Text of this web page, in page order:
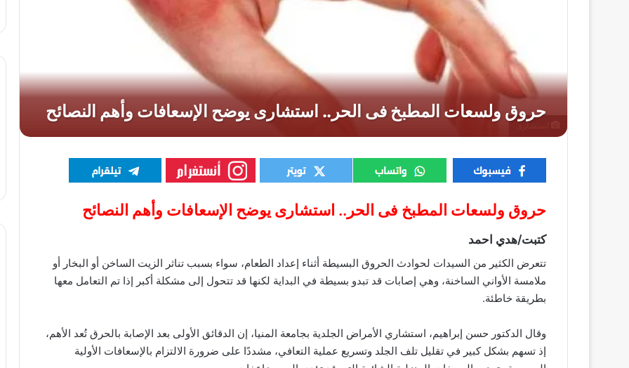
استشارى
حروق ولسعات المطبخ فى الحر.. استشارى يوضح الإسعافات وأهم النصائح
كتبت/هدي احمد
تتعرض الكثير من السيدات لحوادث الحروق البسيطة أثناء إعداد الطعام، سواء بسبب تناثر الزيت الساخن أو البخار أو
ملامسة الأواني الساخنة، وهي إصابات قد تبدو بسيطة في البداية لكنها قد تتحول إلى مشكلة أكبر إذا تم التعامل معها
بطريقة خاطئة.
وقال الدكتور حسن إبراهيم، استشاري الأمراض الجلدية بجامعة المنيا، إن الدقائق الأولى بعد الإصابة بالحرق تُعد الأهم،
إذ تسهم بشكل كبير في تقليل تلف الجلد وتسريع عملية التعافي، مشددًا على ضرورة الالتزام بالإسعافات الأولية